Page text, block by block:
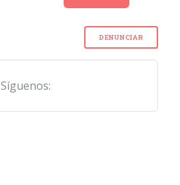
DENUNCIAR
Síguenos: